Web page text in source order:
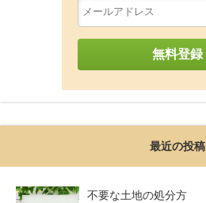
最近の投稿
不要な土地の処分方